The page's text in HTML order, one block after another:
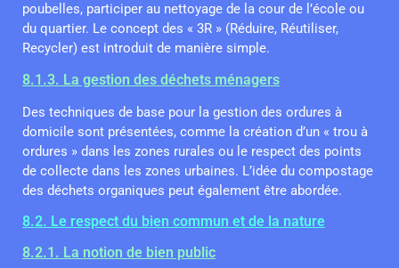
poubelles, participer au nettoyage de la cour de l’école ou
du quartier. Le concept des « 3R » (Réduire, Réutiliser,
Recycler) est introduit de manière simple.
8.1.3. La gestion des déchets ménagers
Des techniques de base pour la gestion des ordures à
domicile sont présentées, comme la création d’un « trou à
ordures » dans les zones rurales ou le respect des points
de collecte dans les zones urbaines. L’idée du compostage
des déchets organiques peut également être abordée.
8.2. Le respect du bien commun et de la nature
8.2.1. La notion de bien public